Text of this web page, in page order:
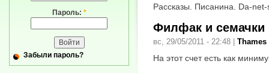
Рассказы. Писанина. Da-
Филфак и семачки
вс, 29/05/2011 - 22:48 | Thames
На этот счет есть как
Пароль: *
Забыли пароль?